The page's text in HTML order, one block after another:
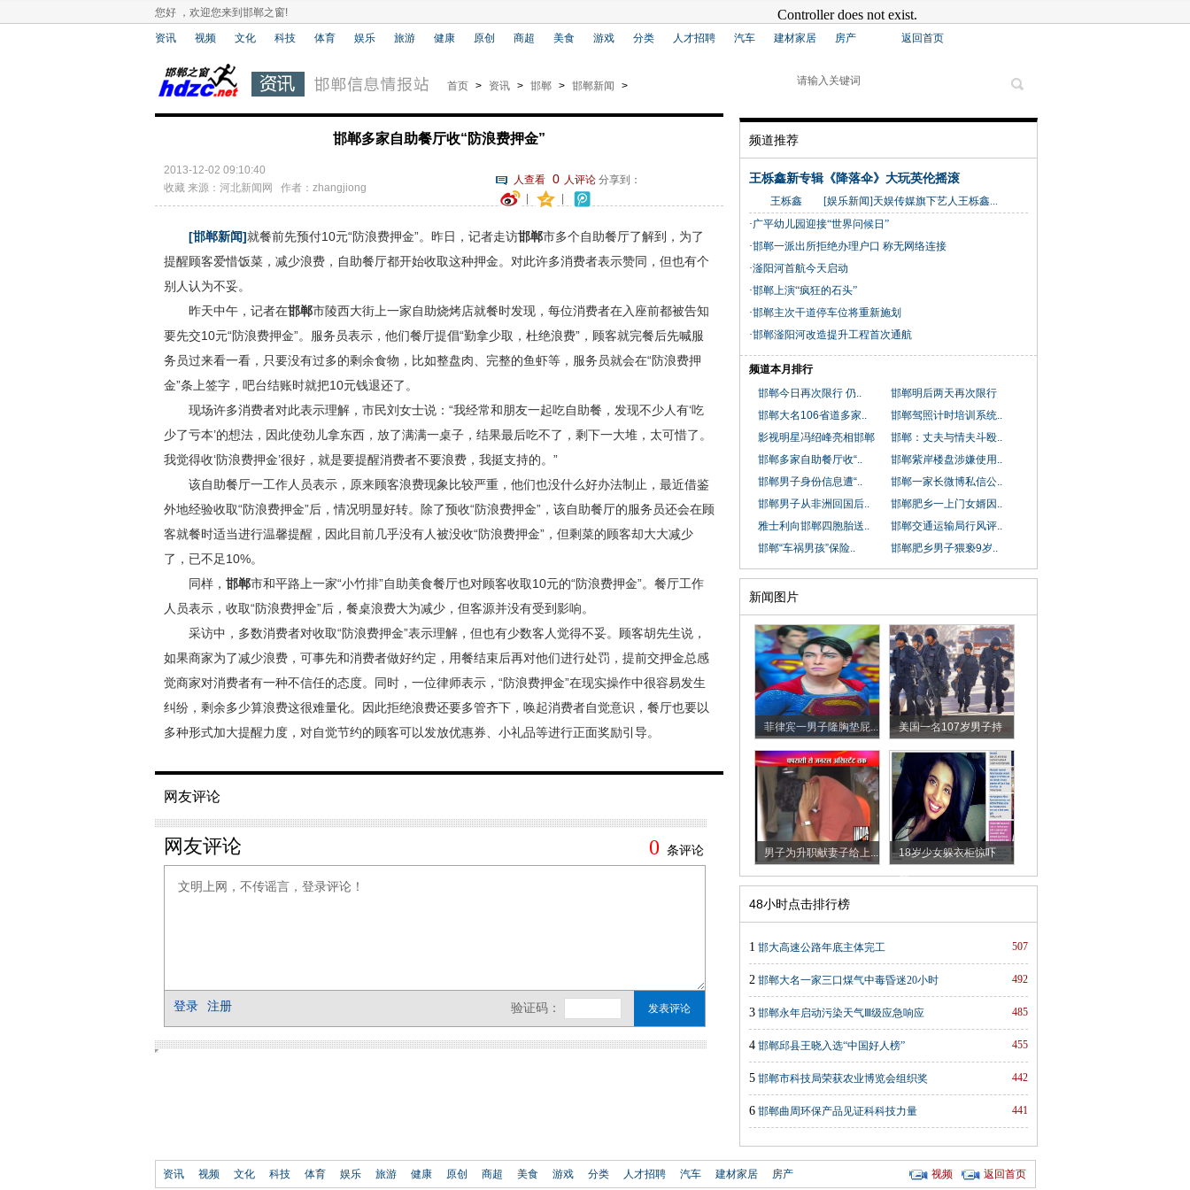
您好 ，欢迎您来到邯郸之窗!
资讯 视频 文化 科技 体育 娱乐 旅游 健康 原创 商超 美食 游戏 分类 人才招聘 汽车 建材家居 房产 返回首页
首页 > 资讯 > 邯郸 > 邯郸新闻 >
邯郸多家自助餐厅收“防浪费押金”
人查看 0 人评论分享到：
2013-12-02 09:10:40
收藏 来源：河北新闻网 作者：zhangjiong
[邯郸新闻]就餐前先预付10元“防浪费押金”。昨日，记者走访邯郸市多个自助餐厅了解到，为了
提醒顾客爱惜饭菜，减少浪费，自助餐厅都开始收取这种押金。对此许多消费者表示赞同，但也有个
别人认为不妥。
昨天中午，记者在邯郸市陵西大街上一家自助烧烤店就餐时发现，每位消费者在入座前都被告知
要先交10元“防浪费押金”。服务员表示，他们餐厅提倡“勤拿少取，杜绝浪费”，顾客就完餐后先喊服
务员过来看一看，只要没有过多的剩余食物，比如整盘肉、完整的鱼虾等，服务员就会在“防浪费押
金”条上签字，吧台结账时就把10元钱退还了。
现场许多消费者对此表示理解，市民刘女士说：“我经常和朋友一起吃自助餐，发现不少人有‘吃
少了亏本’的想法，因此使劲儿拿东西，放了满满一桌子，结果最后吃不了，剩下一大堆，太可惜了。
我觉得收‘防浪费押金’很好，就是要提醒消费者不要浪费，我挺支持的。”
该自助餐厅一工作人员表示，原来顾客浪费现象比较严重，他们也没什么好办法制止，最近借鉴
外地经验收取“防浪费押金”后，情况明显好转。除了预收“防浪费押金”，该自助餐厅的服务员还会在顾
客就餐时适当进行温馨提醒，因此目前几乎没有人被没收“防浪费押金”，但剩菜的顾客却大大减少
了，已不足10%。
同样， 邯郸市和平路上一家“小竹排”自助美食餐厅也对顾客收取10元的“防浪费押金”。餐厅工作
人员表示，收取“防浪费押金”后，餐桌浪费大为减少，但客源并没有受到影响。
采访中，多数消费者对收取“防浪费押金”表示理解，但也有少数客人觉得不妥。顾客胡先生说，
如果商家为了减少浪费，可事先和消费者做好约定，用餐结束后再对他们进行处罚，提前交押金总感
觉商家对消费者有一种不信任的态度。同时，一位律师表示，“防浪费押金”在现实操作中很容易发生
纠纷，剩余多少算浪费这很难量化。因此拒绝浪费还要多管齐下，唤起消费者自觉意识，餐厅也要以
多种形式加大提醒力度，对自觉节约的顾客可以发放优惠券、小礼品等进行正面奖励引导。
网友评论
频道推荐
王栎鑫新专辑《降落伞》大玩英伦摇滚
王栎鑫 [娱乐新闻]天娱传媒旗下艺人王栎鑫...
·广平幼儿园迎接“世界问候日”
·邯郸一派出所拒绝办理户口 称无网络连接
·滏阳河首航今天启动
·邯郸上演“疯狂的石头”
·邯郸主次干道停车位将重新施划
·邯郸滏阳河改造提升工程首次通航
频道本月排行
邯郸今日再次限行 仍..
邯郸明后两天再次限行
邯郸大名106省道多家..
邯郸驾照计时培训系统..
影视明星冯绍峰亮相邯郸
邯郸：丈夫与情夫斗殴..
邯郸多家自助餐厅收“..
邯郸紫岸楼盘涉嫌使用..
邯郸男子身份信息遭“..
邯郸一家长微博私信公..
邯郸男子从非洲回国后..
邯郸肥乡一上门女婿因..
雅士利向邯郸四胞胎送..
邯郸交通运输局行风评..
邯郸“车祸男孩”保险..
邯郸肥乡男子猥亵9岁..
新闻图片
菲律宾一男子隆胸垫屁...
美国一名107岁男子持
枪...
男子为升职献妻子给上...
18岁少女躲衣柜惊吓
朋...
48小时点击排行榜
507
1 邯大高速公路年底主体完工
492
2 邯郸大名一家三口煤气中毒昏迷20小时
485
3 邯郸永年启动污染天气Ⅲ级应急响应
455
4 邯郸邱县王晓入选“中国好人榜”
442
5 邯郸市科技局荣获农业博览会组织奖
441
6 邯郸曲周环保产品见证科科技力量
资讯 视频 文化 科技 体育 娱乐 旅游 健康 原创 商超 美食 游戏 分类 人才招聘 汽车 建材家居 房产 返回首页
视频